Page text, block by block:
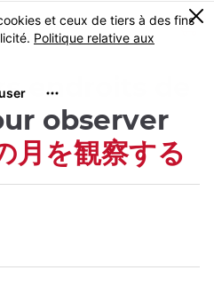
0
endroits de
observer
月を観察する